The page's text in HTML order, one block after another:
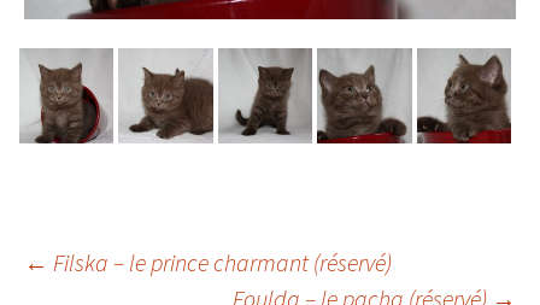
Navigation
← Filska – le prince charmant (réservé)
Foulda – le pacha (réservé) →